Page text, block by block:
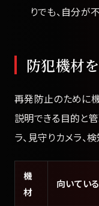
りでも、自分が
防犯機材
再発防止のために
説明できる目的と
ラ、見守りカメラ、
機
材
向いてい